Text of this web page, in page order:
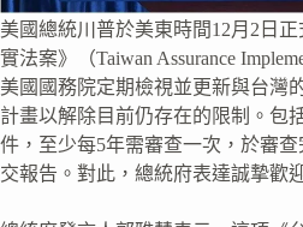
美國總統川普於美東時間12月2日
實法案》（Taiwan Assurance
美國國務院定期檢視並更新與台灣
計畫以解除目前仍存在的限制。包
件，至少每5年需審查一次，於審
交報告。對此，總統府表達誠摯歡